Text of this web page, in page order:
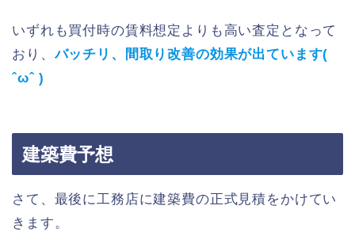
いずれも買付時の賃料想定よりも高い査定となって
おり、バッチリ、間取り改善の効果が出ています(
ˆωˆ )
建築費予想
さて、最後に工務店に建築費の正式見積をかけてい
きます。